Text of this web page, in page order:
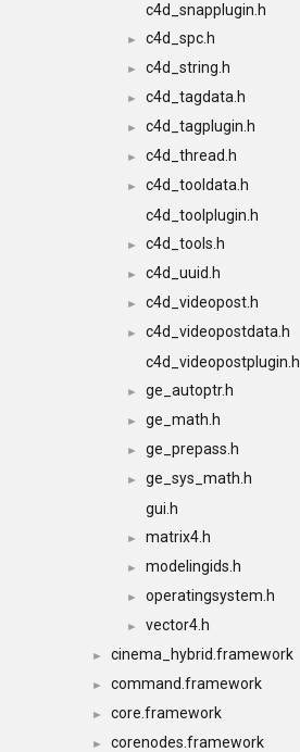
c4d_snapplugin.h
► c4d_spc.h
► c4d_string.h
► c4d_tagdata.h
► c4d_tagplugin.h
► c4d_thread.h
►
c4d_tooldata.h
c4d_toolplugin.h
► c4d_tools.h
► c4d_uuid.h
► c4d_videopost.h
►
c4d_videopostdata.h
c4d_videopostplugin.h
► ge_autoptr.h
► ge_math.h
► ge_prepass.h
►
ge_sys_math.h
gui.h
► matrix4.h
► modelingids.h
► operatingsystem.h
► vector4.h
► cinema_hybrid.framework
► command.framework
► core.framework
► corenodes.framework